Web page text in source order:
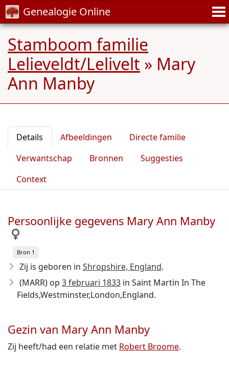
Genealogie Online
Stamboom familie
Lelieveldt/Lelivelt » Mary
Ann Manby
Details Afbeeldingen
Directe familie
Verwantschap
Bronnen
Suggesties
Context
Persoonlijke gegevens Mary Ann Manby
Bron 1
Zij is geboren in Shropshire, England.
(MARR) op 3 februari 1833 in Saint Martin In The
Fields,Westminster,London,England.
Gezin van Mary Ann Manby
Zij heeft/had een relatie met Robert Broome.